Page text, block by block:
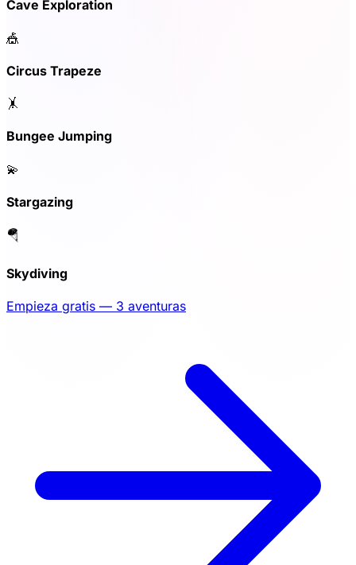
Cave Exploration
🎪
Circus Trapeze
🤸
Bungee Jumping
💫
Stargazing
🪂
Skydiving
Empieza gratis — 3 aventuras